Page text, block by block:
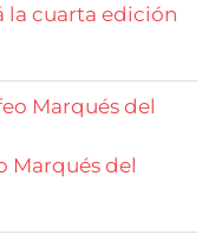
la cuarta edición
Marqués del